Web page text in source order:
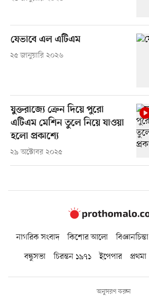
যেভাবে এল এটিএম
২৫ জানুয়ারি ২০২৬
যুক্তরাজ্যে ক্রেন দিয়ে পুরো
এটিএম মেশিন তুলে নিয়ে যাওয়া
হলো প্রকাশ্যে
২৯ অক্টোবর ২০২৫
নাগরিক সংবাদ কিশোর আলো বিজ্ঞানচিন্তা
বন্ধুসভা
চিরন্তন ১৯৭১ ইপেপার প্রথমা
অনুসরণ করুন